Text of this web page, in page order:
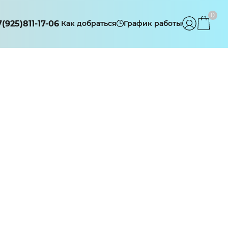
17-06 Как добраться График работы
0